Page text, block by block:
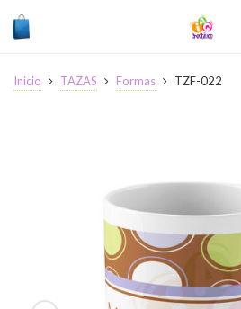
Inicio TAZAS Formas TZF-022